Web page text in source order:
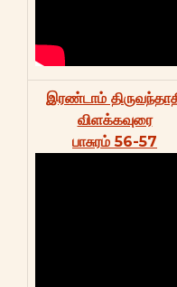
இரண்டாம்
விளக்கவுரை
பாசுரம் 56-57